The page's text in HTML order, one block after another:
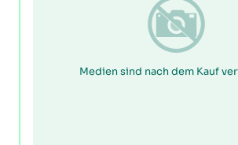
Medien sind nach dem Kauf